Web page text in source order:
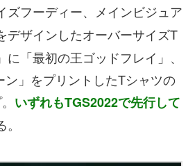
ズフーディー、メインビジュア
デザインしたオーバーサイズT
「最初の王ゴッドフレイ」、
ン」をプリントしたTシャツの
いずれもTGS2022で先行して